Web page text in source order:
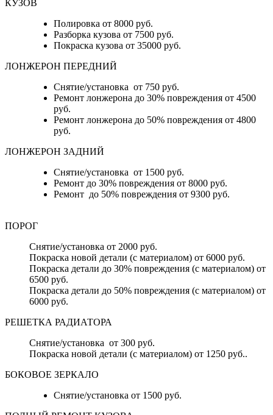
КУЗОВ
Полировка от 8000 руб.
Разборка кузова от 7500 руб.
Покраска кузова от 35000 руб.
ЛОНЖЕРОН ПЕРЕДНИЙ
Снятие/установка от 750 руб.
Ремонт лонжерона до 30% повреждения от 4500
руб.
Ремонт лонжерона до 50% повреждения от 4800
руб.
ЛОНЖЕРОН ЗАДНИЙ
Снятие/установка от 1500 руб.
Ремонт до 30% повреждения от 8000 руб.
Ремонт до 50% повреждения от 9300 руб.
ПОРОГ
Снятие/установка от 2000 руб.
Покраска новой детали (с материалом) от 6000 руб.
Покраска детали до 30% повреждения (с материалом) от
6500 руб.
Покраска детали до 50% повреждения (с материалом) от
6000 руб.
РЕШЕТКА РАДИАТОРА
Снятие/установка от 300 руб.
Покраска новой детали (с материалом) от 1250 руб..
БОКОВОЕ ЗЕРКАЛО
Снятие/установка от 1500 руб.